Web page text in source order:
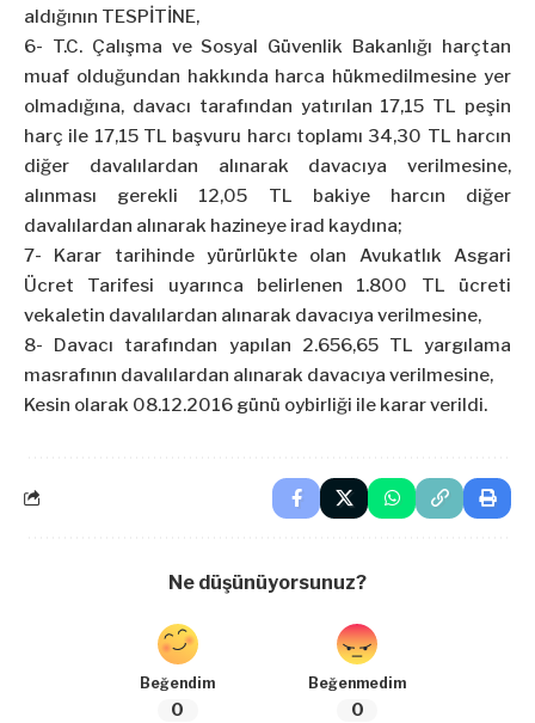
aldığının TESPİTİNE,
6- T.C. Çalışma ve Sosyal Güvenlik Bakanlığı harçtan
muaf olduğundan hakkında harca hükmedilmesine yer
olmadığına, davacı tarafından yatırılan 17,15 TL peşin
harç ile 17,15 TL başvuru harcı toplamı 34,30 TL harcın
diğer davalılardan alınarak davacıya verilmesine,
alınması gerekli 12,05 TL bakiye harcın diğer
davalılardan alınarak hazineye irad kaydına;
7- Karar tarihinde yürürlükte olan Avukatlık Asgari
Ücret Tarifesi uyarınca belirlenen 1.800 TL ücreti
vekaletin davalılardan alınarak davacıya verilmesine,
8- Davacı tarafından yapılan 2.656,65 TL yargılama
masrafının davalılardan alınarak davacıya verilmesine,
Kesin olarak 08.12.2016 günü oybirliği ile karar verildi.
Ne düşünüyorsunuz?
Beğendim
0
Beğenmedim
0